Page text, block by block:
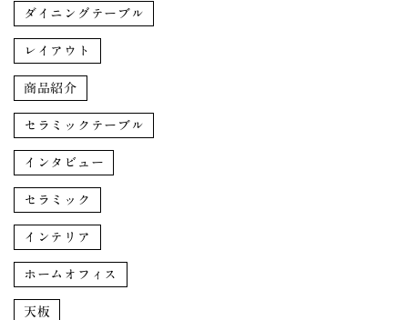
ダイニングテーブル
レイアウト
商品紹介
セラミックテーブル
インタビュー
セラミック
インテリア
ホームオフィス
天板